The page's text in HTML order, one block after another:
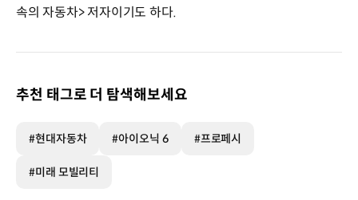
속의 자동차> 저자이기도 하다.
추천 태그로 더 탐색해보세요
#현대자동차 #아이오닉 6 #프로페시
#미래 모빌리티